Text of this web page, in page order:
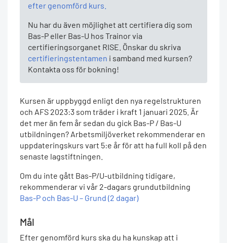
efter genomförd kurs.
Nu har du även möjlighet att certifiera dig som
Bas-P eller Bas-U hos Trainor via
certifieringsorganet RISE. Önskar du skriva
certifieringstentamen i samband med kursen?
Kontakta oss för bokning!
Kursen är uppbyggd enligt den nya regelstrukturen
och AFS 2023:3 som träder i kraft 1 januari 2025. Är
det mer än fem år sedan du gick Bas-P / Bas-U
utbildningen? Arbetsmiljöverket rekommenderar en
uppdateringskurs vart 5:e år för att ha full koll på den
senaste lagstiftningen.
Om du inte gått Bas-P/U-utbildning tidigare,
rekommenderar vi vår 2-dagars grundutbildning
Bas-P och Bas-U – Grund (2 dagar)
Mål
Efter genomförd kurs ska du ha kunskap att i